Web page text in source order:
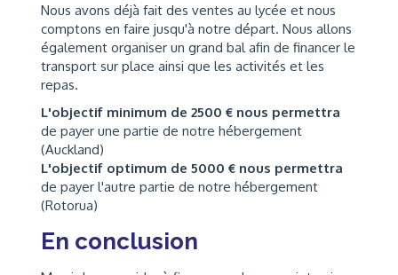
Nous avons déjà fait des ventes au lycée et nous
comptons en faire jusqu'à notre départ. Nous allons
également organiser un grand bal afin de financer le
transport sur place ainsi que les activités et les
repas.
L'objectif minimum de 2500 € nous permettra
de payer une partie de notre hébergement
(Auckland)
L'objectif optimum de 5000 € nous permettra
de payer l'autre partie de notre hébergement
(Rotorua)
En conclusion